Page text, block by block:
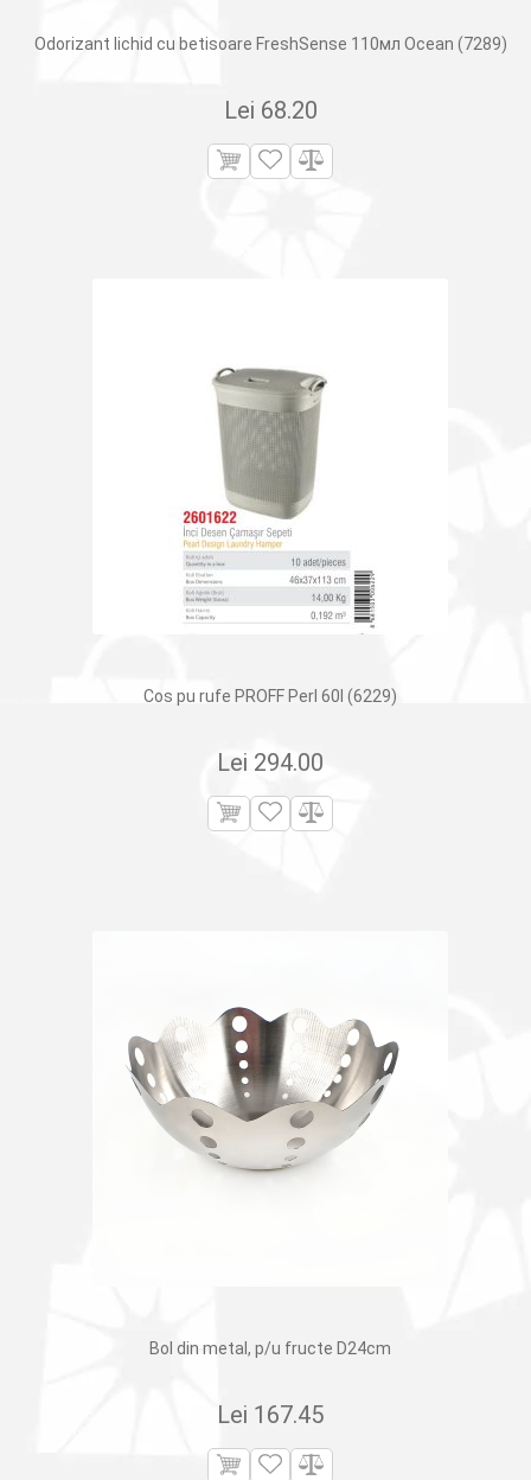
Odorizant lichid cu betisoare FreshSense 110мл Ocean (7289)
Lei 68.20
Cos pu rufe PROFF Perl 60l (6229)
Lei 294.00
Bol din metal, p/u fructe D24cm
Lei 167.45